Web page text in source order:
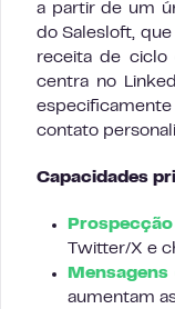
a partir de um
do Salesloft,
receita de ciclo
centra no
contato
Capacidades
Twitter/X e
aumentam